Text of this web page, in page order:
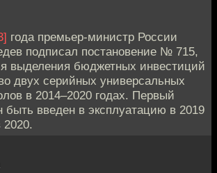
года премьер-министр России
подписал постановение № 715,
выделения бюджетных инвестиций
двух серийных универсальных
в 2014–2020 годах. Первый
быть введен в эксплуатацию в 2019
2020.